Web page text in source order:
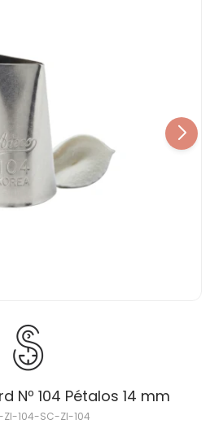
Nº 104 Pétalos 14 mm
ZI-104-SC-ZI-104